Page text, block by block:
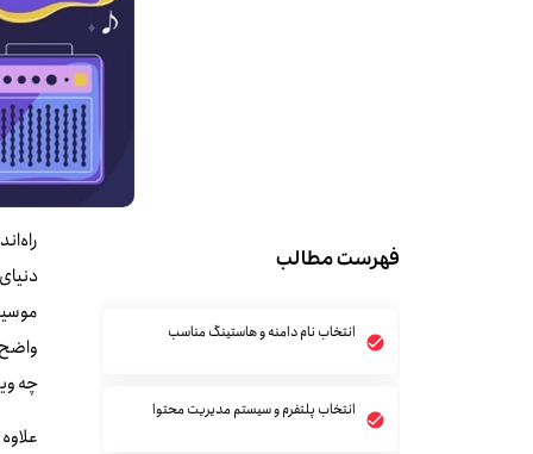
فهرست مطالب
انتخاب نام دامنه و هاستینگ مناسب
انتخاب پلتفرم و سیستم مدیریت محتوا
چه